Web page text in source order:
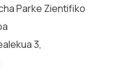
Parke Zientifiko
3,